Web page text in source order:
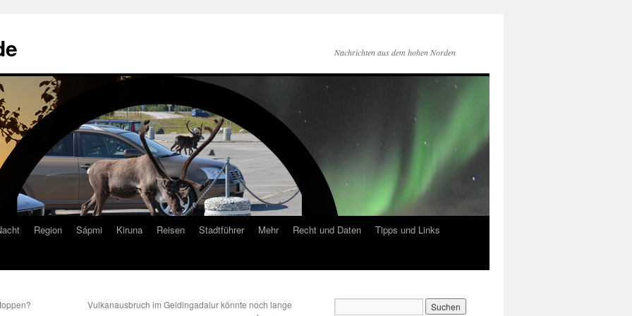
Nachrichten aus dem hohen Norden
Region Sápmi Kiruna Reisen Stadtführer Mehr Recht und Daten
Tipps und Links
Vulkanausbruch im Geldingadalur könnte noch lange